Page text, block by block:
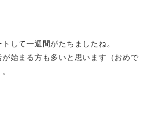
して一週間がたちましたね。
始まる方も多いと思います（おめで